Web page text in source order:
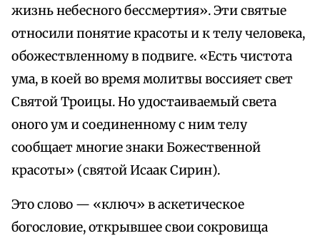
жизнь небесного бессмертия». Эти святые
относили понятие красоты и к телу человека,
обожествленному в подвиге. «Есть чистота
ума, в коей во время молитвы воссияет свет
Святой Троицы. Но удостаиваемый света
оного ум и соединенному с ним телу
сообщает многие знаки Божественной
красоты» (святой Исаак Сирин).
Это слово — «ключ» в аскетическое
богословие, открывшее свои сокровища